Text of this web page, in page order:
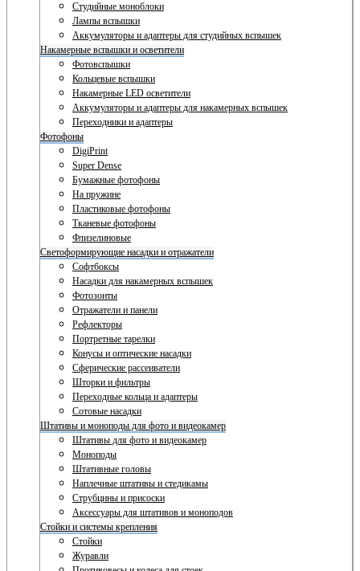
Студийные моноблоки
Лампы вспышки
Аккумуляторы и адаптеры для студийных вспышек
Накамерные вспышки и осветители
Фотовспышки
Кольцевые вспышки
Накамерные LED осветители
Аккумуляторы и адаптеры для накамерных вспышек
Переходники и адаптеры
Фотофоны
DigiPrint
Super Dense
Бумажные фотофоны
На пружине
Пластиковые фотофоны
Тканевые фотофоны
Флизелиновые
Светоформирующие насадки и отражатели
Софтбоксы
Насадки для накамерных вспышек
Фотозонты
Отражатели и панели
Рефлекторы
Портретные тарелки
Конусы и оптические насадки
Сферические рассеиватели
Шторки и фильтры
Переходные кольца и адаптеры
Сотовые насадки
Штативы и моноподы для фото и видеокамер
Штативы для фото и видеокамер
Моноподы
Штативные головы
Наплечные штативы и стедикамы
Струбцины и присоски
Аксессуары для штативов и моноподов
Стойки и системы крепления
Стойки
Журавли